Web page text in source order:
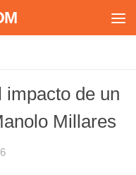
impacto de un
Millares